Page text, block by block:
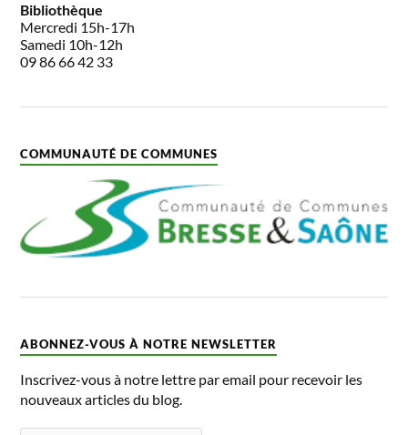
Bibliothèque
Mercredi 15h-17h
Samedi 10h-12h
09 86 66 42 33
COMMUNAUTÉ DE COMMUNES
ABONNEZ-VOUS À NOTRE NEWSLETTER
Inscrivez-vous à notre lettre par email pour recevoir les
nouveaux articles du blog.